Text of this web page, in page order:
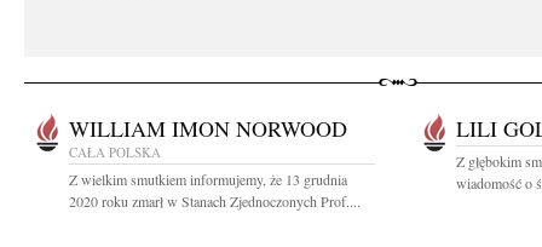
WILLIAM IMON NORWOOD
CAŁA POLSKA
Z wielkim smutkiem informujemy, że 13 grudnia
2020 roku zmarł w Stanach Zjednoczonych Prof....
LILI
Z głębokim
wiadomość o